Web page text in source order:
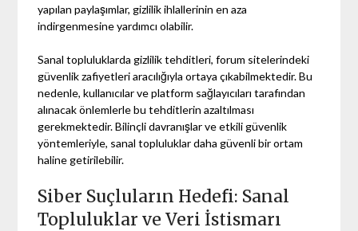
yapılan paylaşımlar, gizlilik ihlallerinin en aza
indirgenmesine yardımcı olabilir.
Sanal topluluklarda gizlilik tehditleri, forum sitelerindeki
güvenlik zafiyetleri aracılığıyla ortaya çıkabilmektedir. Bu
nedenle, kullanıcılar ve platform sağlayıcıları tarafından
alınacak önlemlerle bu tehditlerin azaltılması
gerekmektedir. Bilinçli davranışlar ve etkili güvenlik
yöntemleriyle, sanal topluluklar daha güvenli bir ortam
haline getirilebilir.
Siber Suçluların Hedefi: Sanal
Topluluklar ve Veri İstismarı